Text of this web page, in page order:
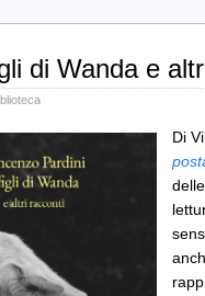
di Wanda e
Di